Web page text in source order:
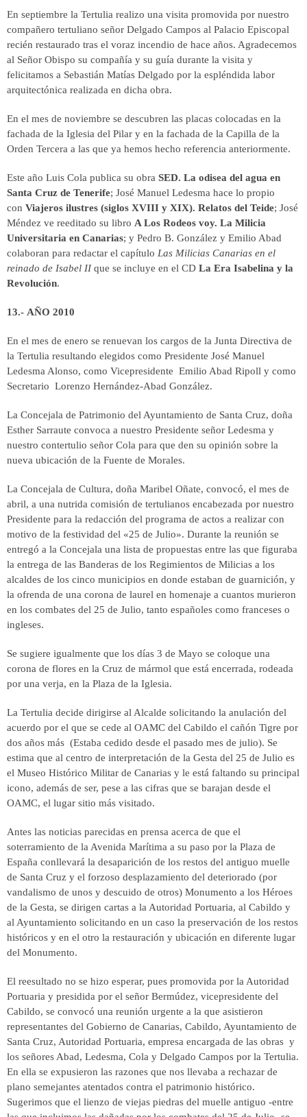
En septiembre la Tertulia realizo una visita promovida por nuestro
compañero tertuliano señor Delgado Campos al Palacio Episcopal
recién restaurado tras el voraz incendio de hace años. Agradecemos
al Señor Obispo su compañía y su guía durante la visita y
felicitamos a Sebastián Matías Delgado por la espléndida labor
arquitectónica realizada en dicha obra.
En el mes de noviembre se descubren las placas colocadas en la
fachada de la Iglesia del Pilar y en la fachada de la Capilla de la
Orden Tercera a las que ya hemos hecho referencia anteriormente.
Este año Luis Cola publica su obra SED. La odisea del agua en
Santa Cruz de Tenerife; José Manuel Ledesma hace lo propio
con Viajeros ilustres (siglos XVIII y XIX). Relatos del Teide; José
Méndez ve reeditado su libro A Los Rodeos voy. La Milicia
Universitaria en Canarias; y Pedro B. González y Emilio Abad
colaboran para redactar el capítulo Las Milicias Canarias en el
reinado de Isabel IIque se incluye en el CD La Era Isabelina y la
Revolución.
13.- AÑO 2010
En el mes de enero se renuevan los cargos de la Junta Directiva de
la Tertulia resultando elegidos como Presidente José Manuel
Ledesma Alonso, como Vicepresidente Emilio Abad Ripoll y como
Secretario Lorenzo Hernández-Abad González.
La Concejala de Patrimonio del Ayuntamiento de Santa Cruz, doña
Esther Sarraute convoca a nuestro Presidente señor Ledesma y
nuestro contertulio señor Cola para que den su opinión sobre la
nueva ubicación de la Fuente de Morales.
La Concejala de Cultura, doña Maribel Oñate, convocó, el mes de
abril, a una nutrida comisión de tertulianos encabezada por nuestro
Presidente para la redacción del programa de actos a realizar con
motivo de la festividad del «25 de Julio». Durante la reunión se
entregó a la Concejala una lista de propuestas entre las que figuraba
la entrega de las Banderas de los Regimientos de Milicias a los
alcaldes de los cinco municipios en donde estaban de guarnición, y
la ofrenda de una corona de laurel en homenaje a cuantos murieron
en los combates del 25 de Julio, tanto españoles como franceses o
ingleses.
Se sugiere igualmente que los días 3 de Mayo se coloque una
corona de flores en la Cruz de mármol que está encerrada, rodeada
por una verja, en la Plaza de la Iglesia.
La Tertulia decide dirigirse al Alcalde solicitando la anulación del
acuerdo por el que se cede al OAMC del Cabildo el cañón Tigre por
dos años más (Estaba cedido desde el pasado mes de julio). Se
estima que al centro de interpretación de la Gesta del 25 de Julio es
el Museo Histórico Militar de Canarias y le está faltando su principal
icono, además de ser, pese a las cifras que se barajan desde el
OAMC, el lugar sitio más visitado.
Antes las noticias parecidas en prensa acerca de que el
soterramiento de la Avenida Marítima a su paso por la Plaza de
España conllevará la desaparición de los restos del antiguo muelle
de Santa Cruz y el forzoso desplazamiento del deteriorado (por
vandalismo de unos y descuido de otros) Monumento a los Héroes
de la Gesta, se dirigen cartas a la Autoridad Portuaria, al Cabildo y
al Ayuntamiento solicitando en un caso la preservación de los restos
históricos y en el otro la restauración y ubicación en diferente lugar
del Monumento.
El reesultado no se hizo esperar, pues promovida por la Autoridad
Portuaria y presidida por el señor Bermúdez, vicepresidente del
Cabildo, se convocó una reunión urgente a la que asistieron
representantes del Gobierno de Canarias, Cabildo, Ayuntamiento de
Santa Cruz, Autoridad Portuaria, empresa encargada de las obras y
los señores Abad, Ledesma, Cola y Delgado Campos por la Tertulia.
En ella se expusieron las razones que nos llevaba a rechazar de
plano semejantes atentados contra el patrimonio histórico.
Sugerimos que el lienzo de viejas piedras del muelle antiguo -entre